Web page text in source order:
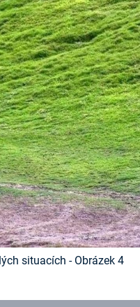
situacích - Obrázek 4